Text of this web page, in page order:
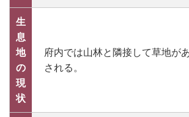
生
息
地
の
現
状
府内では山林と隣接して草地が
される。